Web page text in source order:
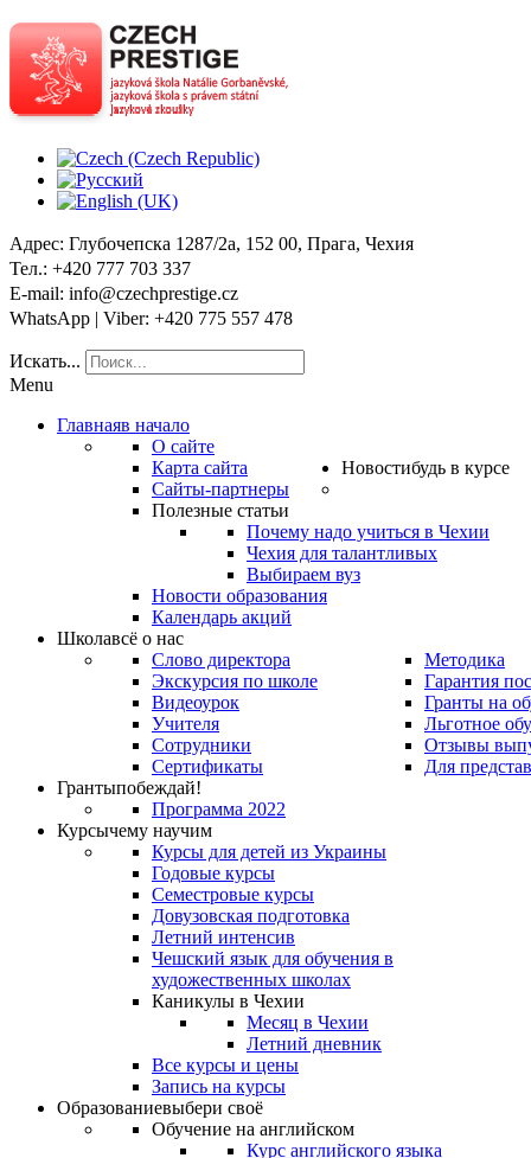
Адрес: Глубочепска 1287/2a, 152 00, Прага, Чехия
Тел.: +420 777 703 337
E-mail: info@czechprestige.cz
WhatsApp | Viber: +420 775 557 478
Искать...
Menu
Главнаяв начало
О сайте
Карта сайта
Сайты-партнеры
Новостибудь в курсе
Полезные статьи
Почему надо учиться в Чехии
Чехия для талантливых
Выбираем вуз
Новости образования
Календарь акций
Школавсё о нас
Слово директора
Экскурсия по школе
Видеоурок
Учителя
Сотрудники
Сертификаты
Методика
Гарантия
Гранты на
Льготное
Отзывы
Для
Грантыпобеждай!
Программа 2022
Курсычему научим
Курсы для детей из Украины
Годовые курсы
Семестровые курсы
Довузовская подготовка
Летний интенсив
Чешский язык для обучения в
художественных школах
Каникулы в Чехии
Месяц в Чехии
Летний дневник
Все курсы и цены
Запись на курсы
Образованиевыбери своё
Обучение на английском
Курс английского языка